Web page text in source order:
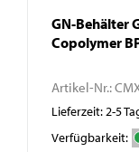
GN-Behälter
Copolymer
Artikel-Nr.:
Lieferzeit: 2-5
Verfügbarkeit: